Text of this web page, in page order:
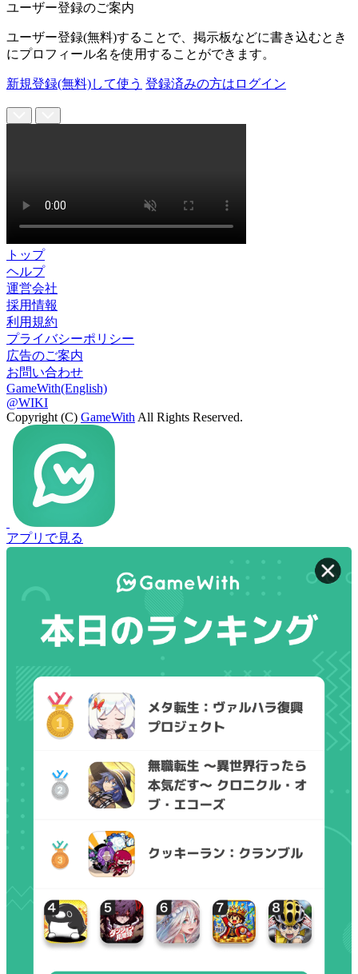
ユーザー登録のご案内
ユーザー登録(無料)することで、掲示板などに書き込むとき
にプロフィール名を使用することができます。
新規登録(無料)して使う 登録済みの方はログイン
トップ
ヘルプ
運営会社
採用情報
利用規約
プライバシーポリシー
広告のご案内
お問い合わせ
GameWith(English)
@WIKI
Copyright (C) GameWith All Rights Reserved.
アプリで見る